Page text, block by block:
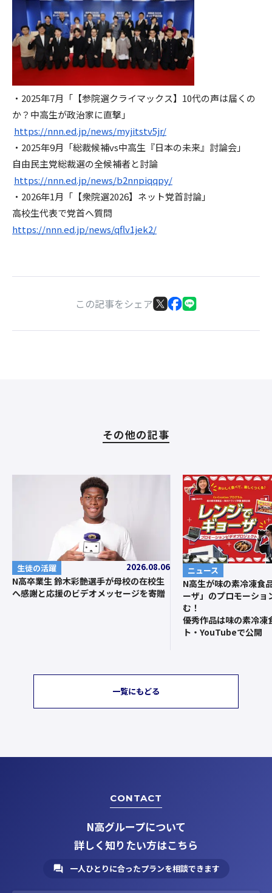
・2025年7月「【参院選クライマックス】10代の声は届くの
か？中高生が政治家に直撃」
https://nnn.ed.jp/news/myjitstv5jr/
・2025年9月「総裁候補vs中高生『日本の未来』討論会」
自由民主党総裁選の全候補者と討論
https://nnn.ed.jp/news/b2nnpiqqpy/
・2026年1月「【衆院選2026】ネット党首討論」
高校生代表で党首へ質問
https://nnn.ed.jp/news/qflv1jek2/
この記事をシェア
その他の記事
生徒の活躍 2026.08.06
N高卒業生 鈴木彩艶選手が母校の在校生
へ感謝と応援のビデオメッセージを寄贈
ニュース
N高生が味の素冷凍食
ーザ」のプロモーショ
む！
優秀作品は味の素冷凍
ト・YouTubeで公開
一覧にもどる
CONTACT
N高グループについて
詳しく知りたい方はこちら
一人ひとりに合ったプランを相談できます